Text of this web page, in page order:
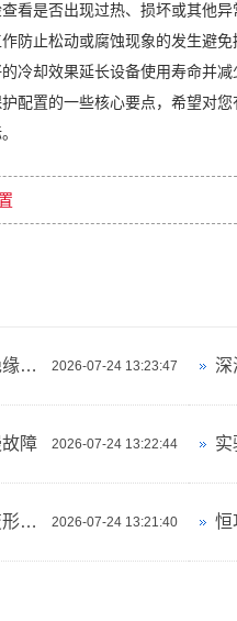
看是否出现过热、损坏或其他
防止松动或腐蚀现象的发生避免
冷却效果延长设备使用寿命并减
配置的一些核心要点，希望对
2026-07-24 13:23:47
油气井口自限温电伴热带原油浸泡绝缘失效 深
2026-07-24 13:22:44
障
2026-07-24 13:21:40
狭小腔体铠装电加热带散热差护套变形故障